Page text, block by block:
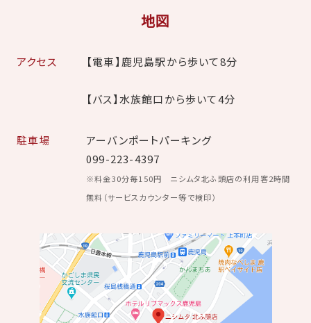
地図
アクセス 【電車】鹿児島駅から歩いて8分
【バス】水族館口から歩いて4分
駐車場
アーバンポートパーキング
099-223-4397
※料金30分毎150円 ニシムタ北ふ頭店の利用客2時間
無料（サービスカウンター等で検印）